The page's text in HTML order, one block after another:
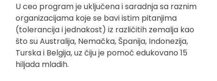
U ceo program je uključena i saradnja sa raznim
organizacijama koje se bavi istim pitanjima
(tolerancija i jednakost) iz različitih zemalja kao
što su Australija, Nemačka, Španija, Indonezija,
Turska i Belgija, uz čiju je pomoć edukovano 15
hiljada mladih.